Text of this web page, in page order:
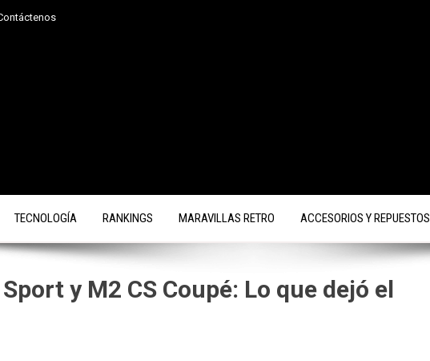
TECNOLOGÍA RANKINGS MARAVILLAS RETRO ACCESORIOS Y REPUESTOS
y M2 CS Coupé: Lo que dejó el